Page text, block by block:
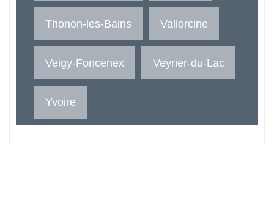
Thonon-les-Bains Vallorcine
Veigy-Foncenex Veyrier-du-Lac
Yvoire